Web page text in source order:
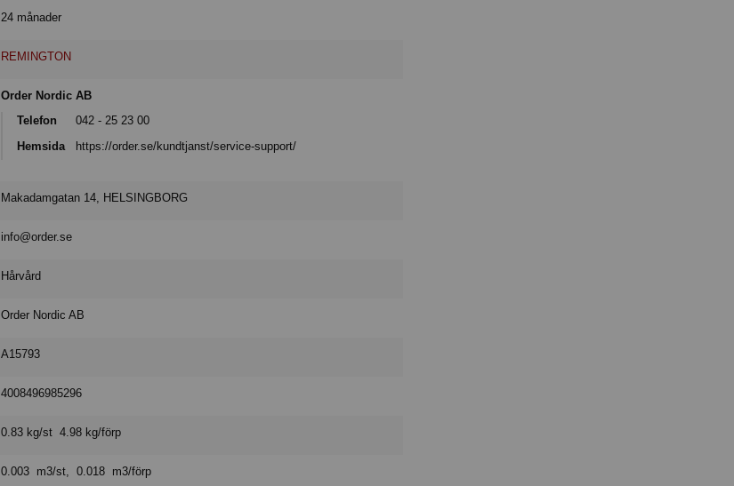
24 månader
REMINGTON
Order Nordic AB
Telefon
042 - 25 23 00
Hemsida
https://order.se/kundtjanst/service-support/
Makadamgatan 14, HELSINGBORG
info@order.se
Hårvård
Order Nordic AB
A15793
4008496985296
0.83 kg/st 4.98 kg/förp
0.003 m3/st, 0.018 m3/förp